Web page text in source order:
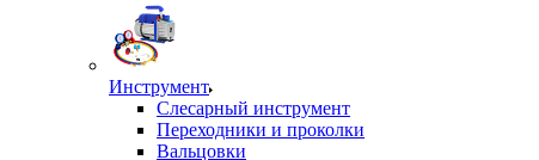
Инструмент
Слесарный инструмент
Переходники и проколки
Вальцовки